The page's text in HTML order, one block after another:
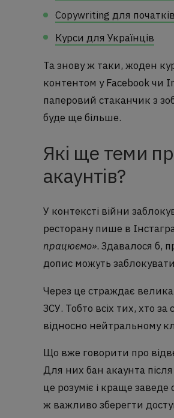
Copywriting для
Курси для Українців
Та знову ж таки, жоден
контентом у Facebook чи
паперовий стаканчик з
буде ще більше.
Які ще теми
акаунтів?
У контексті війни
ресторану пише в
працюємо». Здавалося б,
допис можуть
Через це страждає
ЗСУ. Тобто всіх тих, хто
відносно нейтральному
Що вже говорити про
Для них бан акаунта
це розуміє і краще
ж важливо зберегти